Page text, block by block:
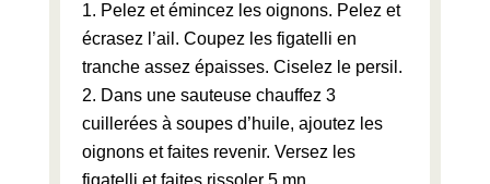
Pelez et émincez les oignons. Pelez et
écrasez l’ail. Coupez les figatelli en
tranche assez épaisses. Ciselez le persil.
Dans une sauteuse chauffez 3
cuillerées à soupes d’huile, ajoutez les
oignons et faites revenir. Versez les